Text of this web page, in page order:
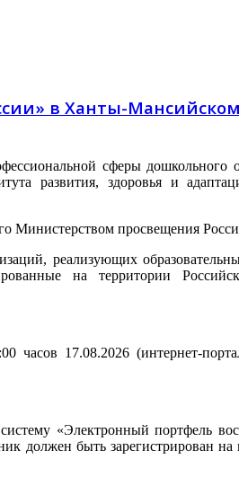
в Ханты-
сферы
развития, здоровья и
Министерством просвещения
реализующих
на территории
часов 17.08.2026 (интернет-
«Электронный портфель
должен быть зарегистрирован